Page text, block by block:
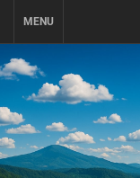
MENU